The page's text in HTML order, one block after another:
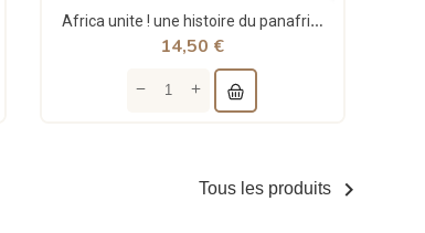
Africa unite ! une histoire du panafricanisme - poche - Amzat Boukari-yabara - La découverte
14,50 €
Tous les produits 